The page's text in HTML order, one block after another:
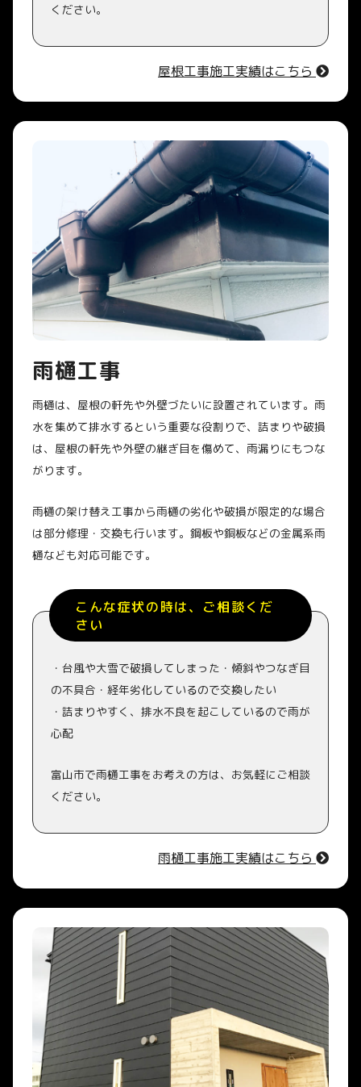
ください。
屋根工事施工実績はこちら
雨樋工事
雨樋は、屋根の軒先や外壁づたいに設置されています。雨
水を集めて排水するという重要な役割りで、詰まりや破損
は、屋根の軒先や外壁の継ぎ目を傷めて、雨漏りにもつな
がります。
雨樋の架け替え工事から雨樋の劣化や破損が限定的な場合
は部分修理・交換も行います。鋼板や銅板などの金属系雨
樋なども対応可能です。
こんな症状の時は、ご相談くだ
さい
・台風や大雪で破損してしまった・傾斜やつなぎ目
の不具合・経年劣化しているので交換したい
・詰まりやすく、排水不良を起こしているので雨が
心配
富山市で雨樋工事をお考えの方は、お気軽にご相談
ください。
雨樋工事施工実績はこちら